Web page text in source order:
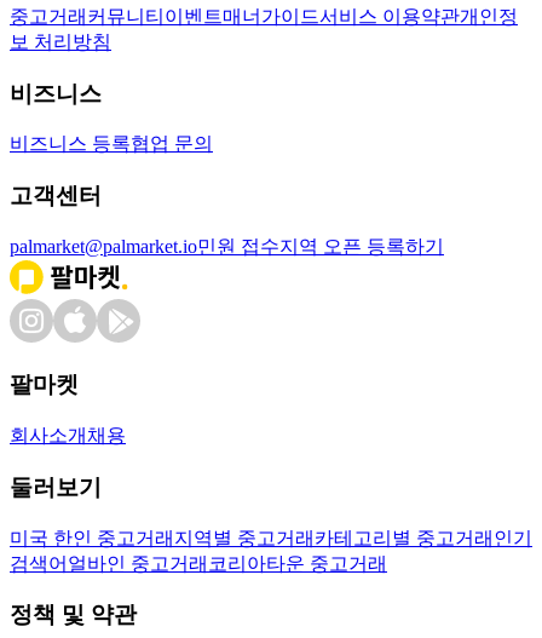
중고거래 커뮤니티 이벤트매너가이드서비스 이용약관개인정
보 처리방침
비즈니스
비즈니스 등록협업 문의
고객센터
palmarket@palmarket.io민원 접수지역 오픈 등록하기
팔마켓
회사소개 채용
둘러보기
미국 한인 중고거래 지역별 중고거래 카테고리별 중고거래 인기
검색어 얼바인 중고거래 코리아타운 중고거래
정책 및 약관